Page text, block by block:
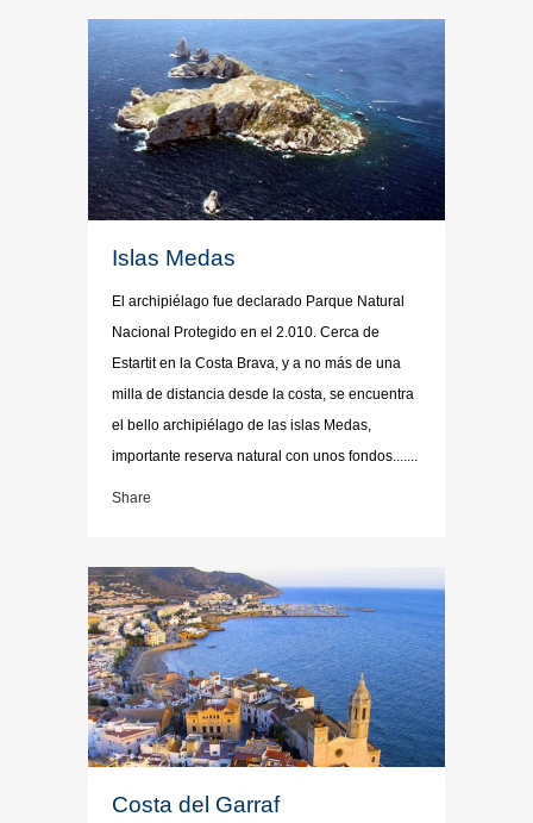
Islas Medas
El archipiélago fue declarado Parque Natural
Nacional Protegido en el 2.010. Cerca de
Estartit en la Costa Brava, y a no más de una
milla de distancia desde la costa, se encuentra
el bello archipiélago de las islas Medas,
importante reserva natural con unos fondos.......
Share
Costa del Garraf